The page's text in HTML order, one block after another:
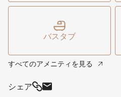
バスタブ
すべてのアメニティを見る
シェア